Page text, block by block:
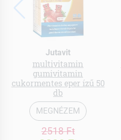
Jutavit
multivitamin
gumivitamin
cukormentes eper ízű 50
db
MEGNÉZEM
2518 Ft